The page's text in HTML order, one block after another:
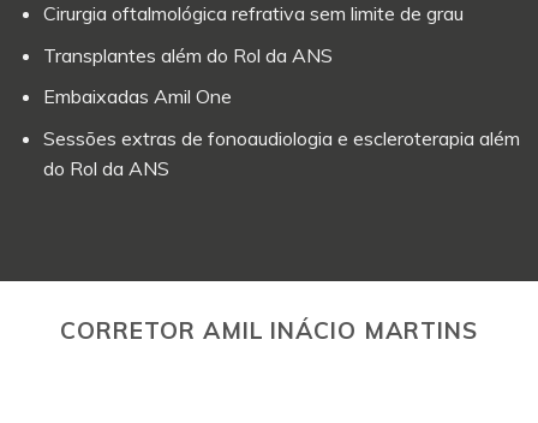
Cirurgia oftalmológica refrativa sem limite de grau
Transplantes além do Rol da ANS
Embaixadas Amil One
Sessões extras de fonoaudiologia e escleroterapia além
do Rol da ANS
CORRETOR AMIL INÁCIO MARTINS